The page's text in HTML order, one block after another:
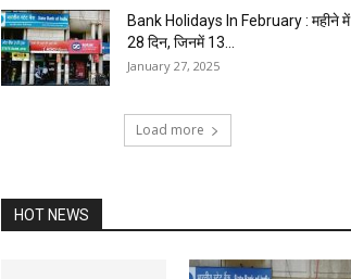
Bank Holidays In February : महीने में
28 दिन, जिनमें 13...
January 27, 2025
Load more
HOT NEWS